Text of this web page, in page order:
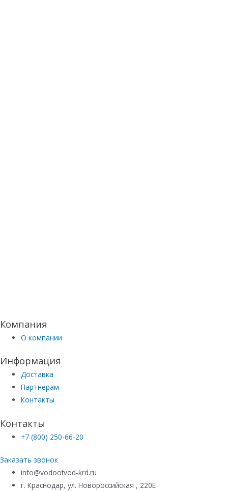
Компания
О компании
Информация
Доставка
Партнерам
Контакты
Контакты
+7 (800) 250-66-20
Заказать звонок
info@vodootvod-krd.ru
г. Краснодар, ул. Новороссийская , 220Е